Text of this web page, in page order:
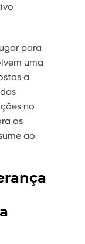
para
uma
a
no
as
ao